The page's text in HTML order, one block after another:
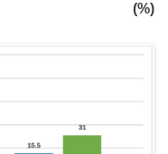
(%)